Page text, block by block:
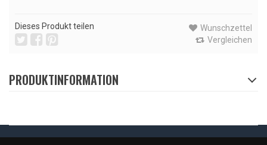
Dieses Produkt teilen
Wunschzettel
Vergleichen
PRODUKTINFORMATION